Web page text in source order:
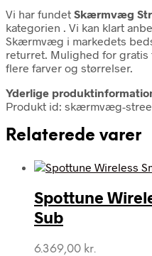
Vi har fundet Skærmvæg
kategorien . Vi kan klart
Skærmvæg i markedets
returret. Mulighed for
flere farver og størrelser.
Yderlige
Produkt id: skærmvæg-
Relaterede varer
Spottune
Sub
6.369,00 kr.